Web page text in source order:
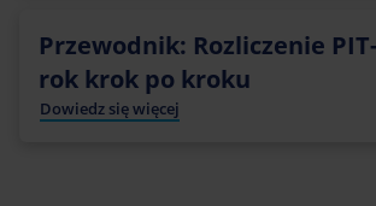
Przewodnik: Rozliczenie
rok krok po kroku
Dowiedz się więcej